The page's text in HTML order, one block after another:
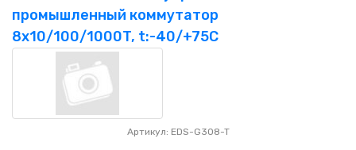
промышленный коммутатор
8x10/100/1000T, t:-40/+75C
Артикул: EDS-G308-T